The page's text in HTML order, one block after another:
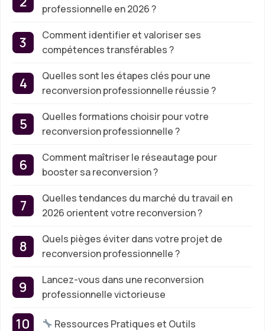
professionnelle en 2026 ?
Comment identifier et valoriser ses
compétences transférables ?
Quelles sont les étapes clés pour une
reconversion professionnelle réussie ?
Quelles formations choisir pour votre
reconversion professionnelle ?
Comment maîtriser le réseautage pour
booster sa reconversion ?
Quelles tendances du marché du travail en
2026 orientent votre reconversion ?
Quels pièges éviter dans votre projet de
reconversion professionnelle ?
Lancez-vous dans une reconversion
professionnelle victorieuse
Ressources Pratiques et Outils